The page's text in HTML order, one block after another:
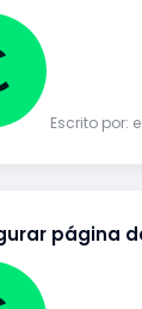
Escrito por:
página